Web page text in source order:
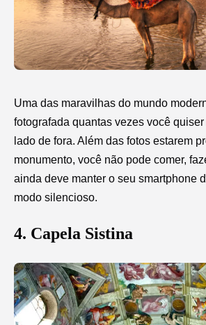
Uma das maravilhas do mundo
fotografada quantas vezes você
lado de fora. Além das fotos estarem
monumento, você não pode comer,
ainda deve manter o seu smartphone
modo silencioso.
4. Capela Sistina